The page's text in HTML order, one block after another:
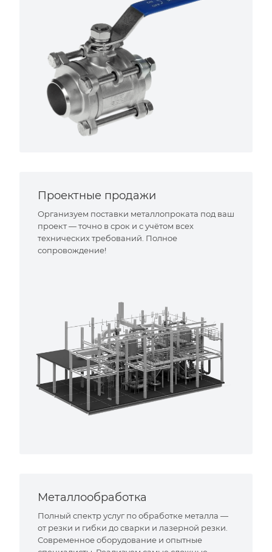
Проектные продажи
Организуем поставки металлопроката под ваш
проект — точно в срок и с учётом всех
технических требований. Полное
сопровождение!
Металлообработка
Полный спектр услуг по обработке металла —
от резки и гибки до сварки и лазерной резки.
Современное оборудование и опытные